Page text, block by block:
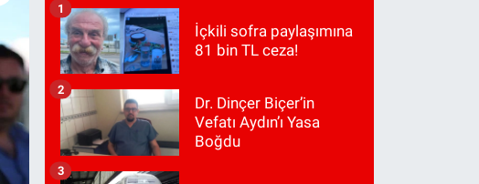
İçkili sofra paylaşımına
81 bin TL ceza!
1
Dr. Dinçer Biçer’in
Vefatı Aydın’ı Yasa
Boğdu
2
3